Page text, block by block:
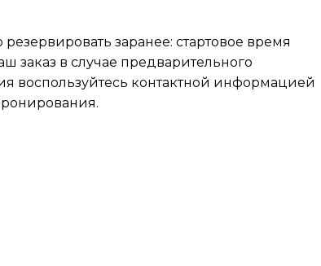
заранее: стартовое время
заказ в случае предварительного
воспользуйтесь контактной информацией